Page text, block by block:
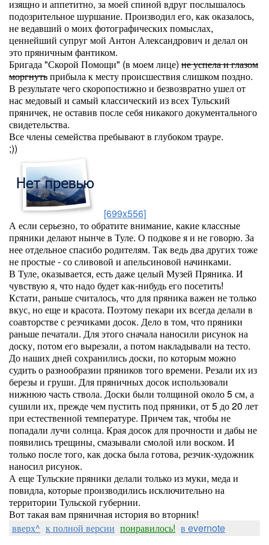
изящно и аппетитно, за моей спиной вдруг послышалось
подозрительное шуршание. Производил его, как оказалось,
не ведавший о моих фотографических помыслах,
ценнейший супруг мой Антон Александрович и делал он
это пряничным фантиком.
Бригада "Скорой Помощи" (в моем лице) не успела и глазом
моргнутьприбыла к месту происшествия слишком поздно.
В результате чего скоропостижно и безвозвратно ушел от
нас медовый и самый классический из всех Тульский
пряничек, не оставив после себя никакого документального
свидетельства.
Все члены семейства пребывают в глубоком трауре.
;))
[699x556]
А если серьезно, то обратите внимание, какие классные
пряники делают нынче в Туле. О подкове я и не говорю. За
нее отдельное спасибо родителям. Так ведь два других тоже
не простые - со сливовой и апельсиновой начинками.
В Туле, оказывается, есть даже целый Музей Пряника. И
чувствую я, что надо будет как-нибудь его посетить!
Кстати, раньше считалось, что для пряника важен не только
вкус, но еще и красота. Поэтому пекари их всегда делали в
соавторстве с резчиками досок. Дело в том, что пряники
раньше печатали. Для этого сначала наносили рисунок на
доску, потом его вырезали, а потом накладывали на тесто.
До наших дней сохранились доски, по которым можно
судить о разнообразии пряников того времени. Резали их из
березы и груши. Для пряничных досок использовали
нижнюю часть ствола. Доски были толщиной около 5 см, а
сушили их, прежде чем пустить под пряники, от 5 до 20 лет
при естественной температуре. Причем так, чтобы не
попадали лучи солнца. Края досок для прочности и дабы не
появились трещины, смазывали смолой или воском. И
только после того, как доска была готова, резчик-художник
наносил рисунок.
А еще Тульские пряники делали только из муки, меда и
повидла, которые производились исключительно на
территории Тульской губернии.
Вот такая вам пряничная история во вторник!
вверх^ к полной версии понравилось! в evernote